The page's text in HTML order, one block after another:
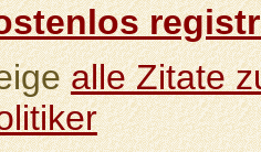
alle Zitate